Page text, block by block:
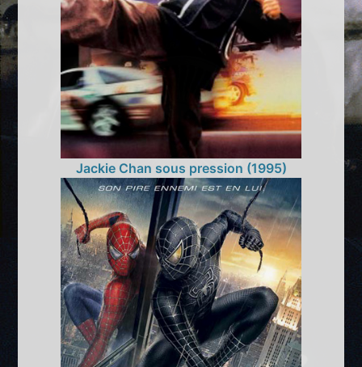
Jackie Chan sous pression (1995)